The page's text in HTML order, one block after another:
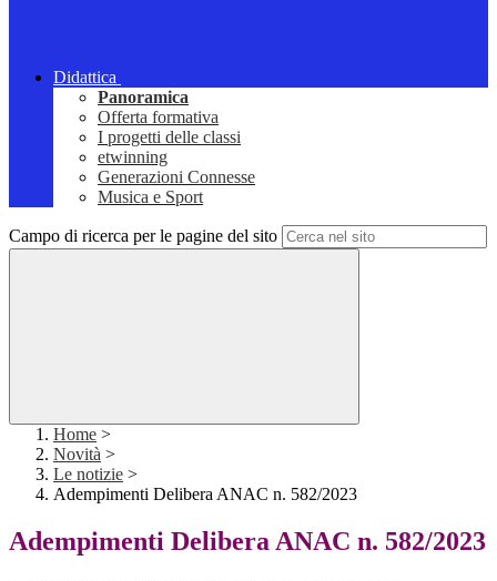
Didattica
Panoramica
Offerta formativa
I progetti delle classi
etwinning
Generazioni Connesse
Musica e Sport
Campo di ricerca per le pagine del sito
Home >
Novità >
Le notizie >
Adempimenti Delibera ANAC n. 582/2023
Adempimenti Delibera ANAC n. 582/2023